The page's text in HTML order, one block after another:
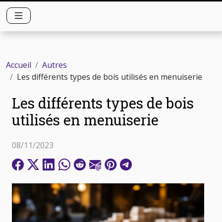
Accueil
Autres
Les différents types de bois utilisés en menuiserie
Les différents types de bois
utilisés en menuiserie
08/11/2023